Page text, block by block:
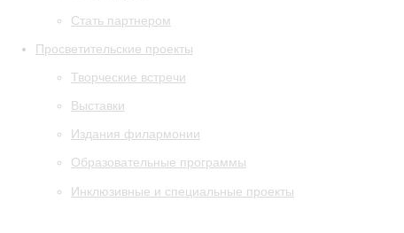
Стать партнером
Просветительские проекты
Творческие встречи
Выставки
Издания филармонии
Образовательные программы
Инклюзивные и специальные проекты